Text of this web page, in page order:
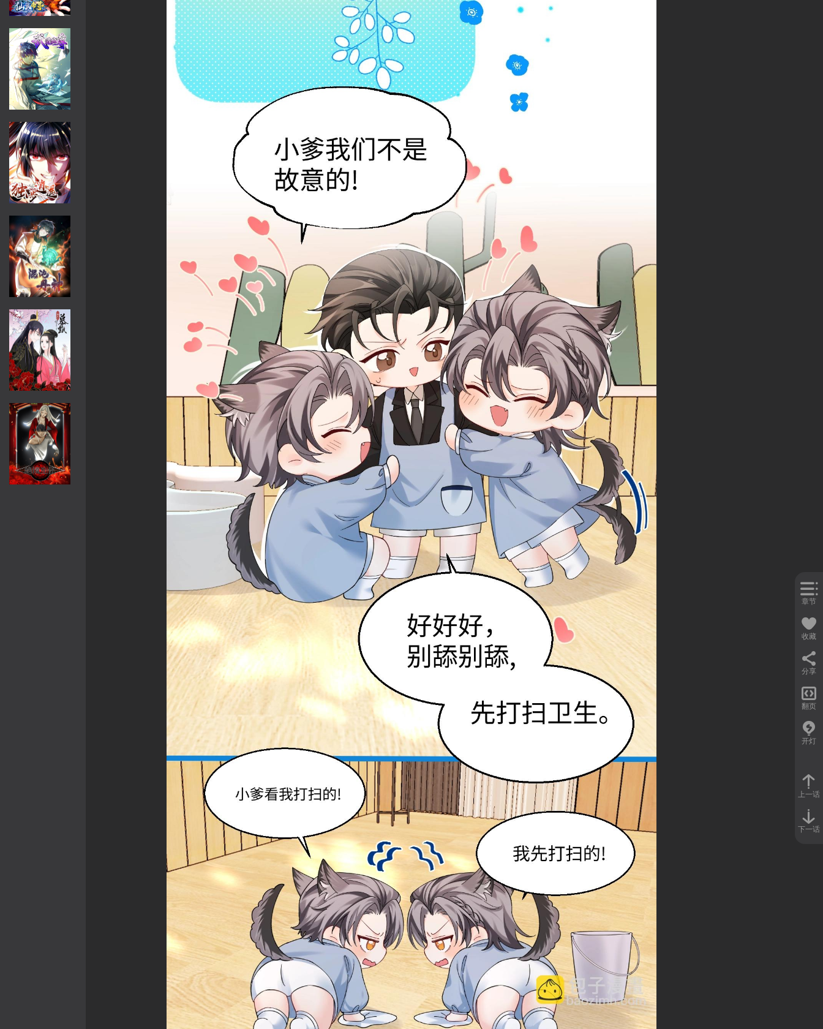
章节
收藏
分享

翻页
开灯
上一话
下一话